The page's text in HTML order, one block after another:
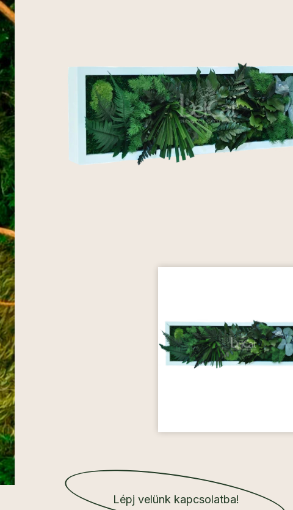
Lépj velünk kapcsolatba!